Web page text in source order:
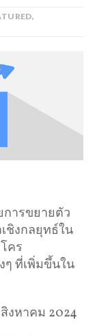
,
การขยายตัว
ชิงกลยุทธ์ใน
คร
ๆ ที่เพิ่มขึ้นใน
งหาคม 2024